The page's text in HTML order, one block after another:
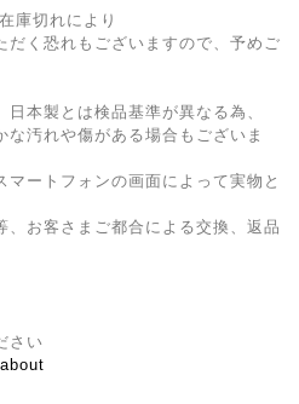
庫切れにより
く恐れもございますので、予めご
日本製とは検品基準が異なる為、
汚れや傷がある場合もございま
マートフォンの画面によって実物と
、お客さまご都合による交換、返品
さい